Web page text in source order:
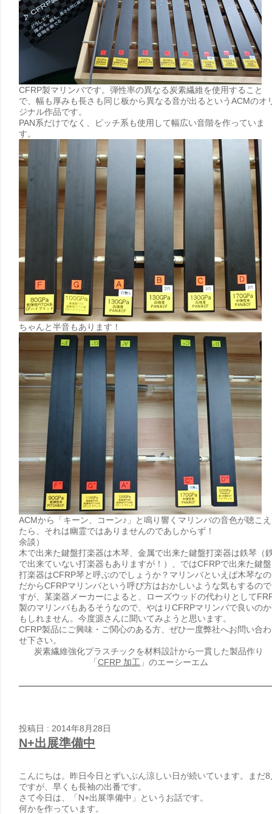
CFRP製マリンバです。弾性率の異なる炭素繊維を使用すること
で、幅も厚みも長さも同じ板から異なる音が出るというACMのオ
ジナル作品です。
PAN系だけでなく、ピッチ系も使用して幅広い音階を作っていま
す。
ちゃんと半音もあります！
ACMから「キーン、コーン♪」と鳴り響くマリンバの音色が聴こえ
たら、それは幽霊ではありませんのであしからず！
余談）
木で出来た鍵盤打楽器は木琴、金属で出来た鍵盤打楽器は鉄琴（
で出来ていない打楽器もありますが！）、ではCFRPで出来た鍵盤
打楽器はCFRP琴と呼ぶのでしょうか？マリンバといえば木琴なの
だからCFRPマリンバという呼び方はおかしいような気もするので
すが、某楽器メーカーによると、ローズウッドの代わりとして
製のマリンバもあるそうなので、やはりCFRPマリンバで良いのか
もしれません。今度源さんに聞いてみようと思います。
CFRP製品にご興味・ご関心のある方、ぜひ一度弊社へお問い合わ
せ下さい。
炭素繊維強化プラスチックを材料設計から一貫した製品作り
「CFRP 加工 」のエーシーエム
投稿日 : 2014年8月28日
N+出展準備中
こんにちは。昨日今日とずいぶん涼しい日が続いています。まだ8
ですが、早くも長袖の出番です。
さて今日は、「N+出展準備中」というお話です。
何かを作っています。